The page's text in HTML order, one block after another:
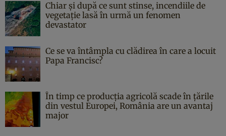
Chiar și după ce sunt stinse, incendiile de
vegetație lasă în urmă un fenomen
devastator
Ce se va întâmpla cu clădirea în care a locuit
Papa Francisc?
În timp ce producția agricolă scade în țările
din vestul Europei, România are un avantaj
major